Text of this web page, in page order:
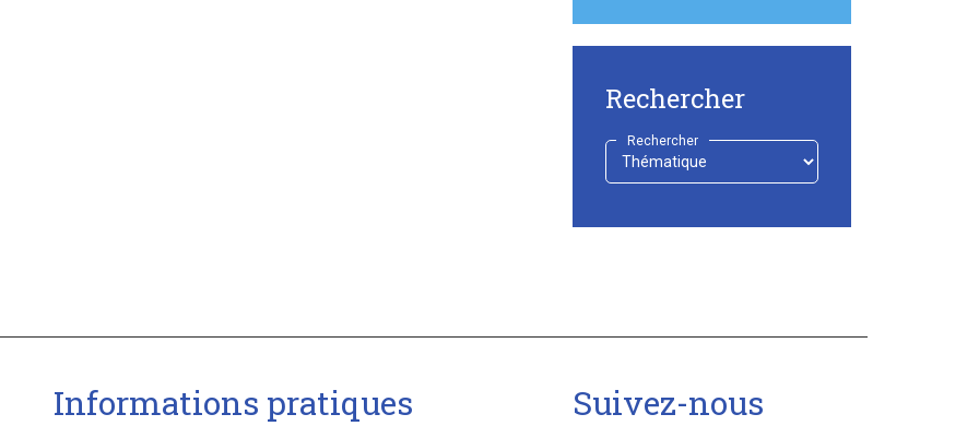
Rechercher
Rechercher
Choisir
Informations pratiques Suivez-nous